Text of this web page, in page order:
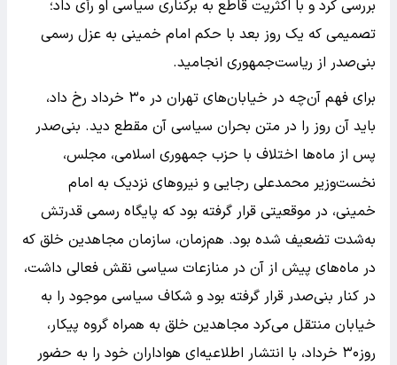
بررسی کرد و با اکثریت قاطع به برکناری سیاسی او رأی داد؛
تصمیمی که یک روز بعد با حکم امام خمینی به عزل رسمی
بنی‌صدر از ریاست‌جمهوری انجامید.
برای فهم آن‌چه در خیابان‌های تهران در ۳۰ خرداد رخ داد،
باید آن روز را در متن بحران سیاسی آن مقطع دید. بنی‌صدر
پس از ماه‌ها اختلاف با حزب جمهوری اسلامی، مجلس،
نخست‌وزیر محمدعلی رجایی و نیروهای نزدیک به امام
خمینی، در موقعیتی قرار گرفته بود که پایگاه رسمی قدرتش
به‌شدت تضعیف شده بود. هم‌زمان، سازمان مجاهدین خلق که
در ماه‌های پیش از آن در منازعات سیاسی نقش فعالی داشت،
در کنار بنی‌صدر قرار گرفته بود و شکاف سیاسی موجود را به
خیابان منتقل می‌کرد مجاهدین خلق به همراه گروه پیکار،
روز۳۰ خرداد، با انتشار اطلاعیه‌ای هواداران خود را به حضور